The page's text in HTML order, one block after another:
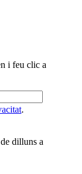
i feu clic a
.
dilluns a